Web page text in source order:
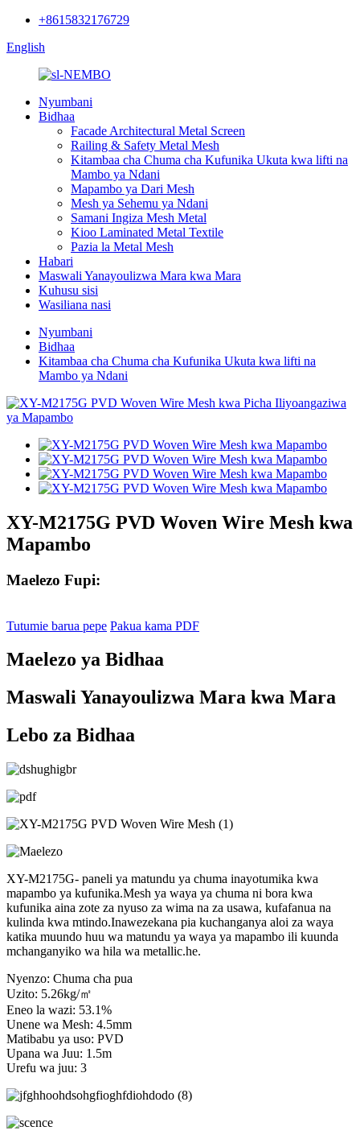
+8615832176729
English
Nyumbani
Bidhaa
Facade Architectural Metal Screen
Railing & Safety Metal Mesh
Kitambaa cha Chuma cha Kufunika Ukuta kwa lifti na
Mambo ya Ndani
Mapambo ya Dari Mesh
Mesh ya Sehemu ya Ndani
Samani Ingiza Mesh Metal
Kioo Laminated Metal Textile
Pazia la Metal Mesh
Habari
Maswali Yanayoulizwa Mara kwa Mara
Kuhusu sisi
Wasiliana nasi
Nyumbani
Bidhaa
Kitambaa cha Chuma cha Kufunika Ukuta kwa lifti na
Mambo ya Ndani
XY-M2175G PVD Woven Wire Mesh kwa
Mapambo
Maelezo Fupi:
Tutumie barua pepe Pakua kama PDF
Maelezo ya Bidhaa
Maswali Yanayoulizwa Mara kwa Mara
Lebo za Bidhaa
XY-M2175G- paneli ya matundu ya chuma inayotumika kwa
mapambo ya kufunika.Mesh ya waya ya chuma ni bora kwa
kufunika aina zote za nyuso za wima na za usawa, kufafanua na
kulinda kwa mtindo.Inawezekana pia kuchanganya aloi za waya
katika muundo huu wa matundu ya waya ya mapambo ili kuunda
mchanganyiko wa hila wa metallic.he.
Nyenzo: Chuma cha pua
Uzito: 5.26kg/㎡
Eneo la wazi: 53.1%
Unene wa Mesh: 4.5mm
Matibabu ya uso: PVD
Upana wa Juu: 1.5m
Urefu wa juu: 3